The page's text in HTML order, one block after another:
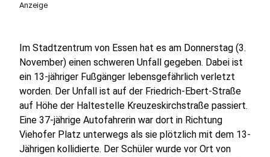
Anzeige
Im Stadtzentrum von Essen hat es am Donnerstag (3.
November) einen schweren Unfall gegeben. Dabei ist
ein 13-jähriger Fußgänger lebensgefährlich verletzt
worden. Der Unfall ist auf der Friedrich-Ebert-Straße
auf Höhe der Haltestelle Kreuzeskirchstraße passiert.
Eine 37-jährige Autofahrerin war dort in Richtung
Viehofer Platz unterwegs als sie plötzlich mit dem 13-
Jährigen kollidierte. Der Schüler wurde vor Ort von